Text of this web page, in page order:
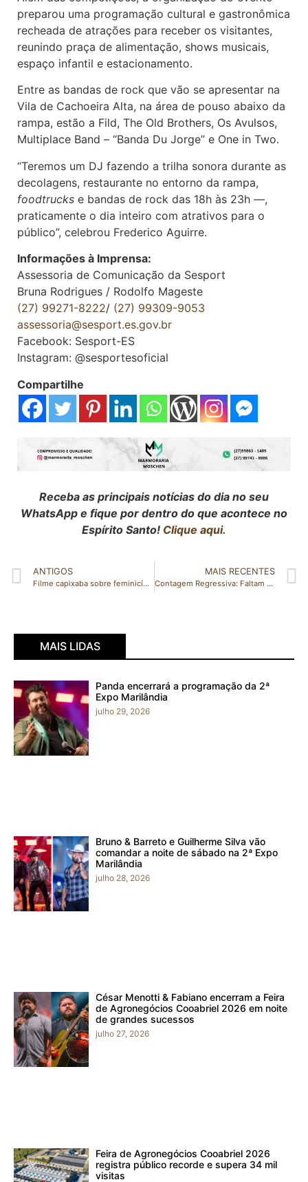
preparou uma programação cultural e gastronômica
recheada de atrações para receber os visitantes,
reunindo praça de alimentação, shows musicais,
espaço infantil e estacionamento.
Entre as bandas de rock que vão se apresentar na
Vila de Cachoeira Alta, na área de pouso abaixo da
rampa, estão a Fild, The Old Brothers, Os Avulsos,
Multiplace Band – “Banda Du Jorge” e One in Two.
“Teremos um DJ fazendo a trilha sonora durante as
decolagens, restaurante no entorno da rampa,
foodtrucks e bandas de rock das 18h às 23h —,
praticamente o dia inteiro com atrativos para o
público”, celebrou Frederico Aguirre.
Informações à Imprensa:
Assessoria de Comunicação da Sesport
Bruna Rodrigues / Rodolfo Mageste
(27) 99271-8222/ (27) 99309-9053
assessoria@sesport.es.gov.br
Facebook: Sesport-ES
Instagram: @sesportesoficial
Compartilhe
Receba as principais notícias do dia no seu
WhatsApp e fique por dentro do que acontece no
Espírito Santo! Clique aqui.
ANTIGOS
Filme capixaba sobre feminicídio será exibido no Canal Brasil
MAIS RECENTES
Contagem Regressiva: Faltam 2 Dias para a Festa dos 62 Anos de São Gabriel da Palha!
MAIS LIDAS
Panda encerrará a programação da 2ª
Expo Marilândia
julho 29, 2026
Bruno & Barreto e Guilherme Silva vão
comandar a noite de sábado na 2ª Expo
Marilândia
julho 28, 2026
César Menotti & Fabiano encerram a Feira
de Agronegócios Cooabriel 2026 em noite
de grandes sucessos
julho 27, 2026
Feira de Agronegócios Cooabriel 2026
registra público recorde e supera 34 mil
visitas